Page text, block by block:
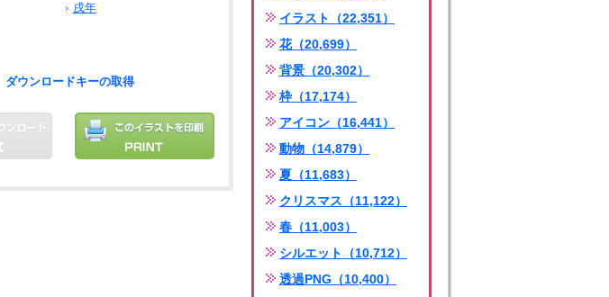
戌年
ダウンロードキーの取得
イラスト（22,351）
花（20,699）
背景（20,302）
枠（17,174）
アイコン（16,441）
動物（14,879）
夏（11,683）
クリスマス（11,122）
春（11,003）
シルエット（10,712）
透過PNG（10,400）